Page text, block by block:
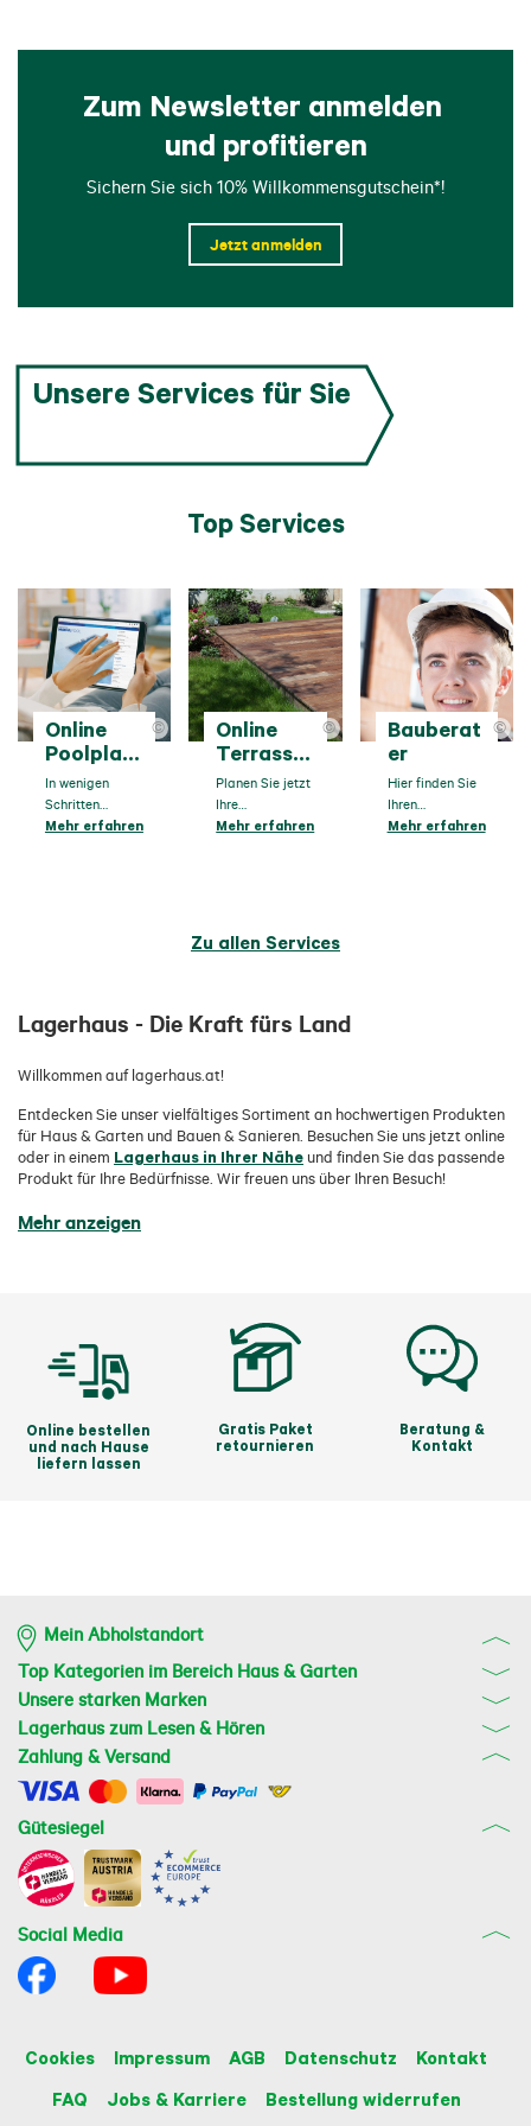
Zum Newsletter anmelden
und profitieren
Sichern Sie sich 10% Willkommensgutschein*!
Jetzt anmelden
Unsere Services für Sie
Top Services
©
Online
Poolplan
er
In wenigen
Schritten
konfigurieren
Mehr erfahren
©
Online
Terrasse
nplaner
Planen Sie jetzt
Ihre
Traumterrasse
Mehr erfahren
©
Bauberat
er
Hier finden Sie
Ihren
Lagerhaus-
Mehr erfahren
Zu allen Services
Lagerhaus - Die Kraft fürs Land
Willkommen auf lagerhaus.at!
Entdecken Sie unser vielfältiges Sortiment an hochwertigen Produkten
für Haus & Garten und Bauen & Sanieren. Besuchen Sie uns jetzt online
oder in einem Lagerhaus in Ihrer Nähe und finden Sie das passende
Produkt für Ihre Bedürfnisse. Wir freuen uns über Ihren Besuch!
Mehr anzeigen
Online bestellen
und nach Hause
liefern lassen
Gratis Paket
retournieren
Beratung &
Kontakt
Mein Abholstandort
Top Kategorien im Bereich Haus & Garten
Unsere starken Marken
Lagerhaus zum Lesen & Hören
Zahlung & Versand
Gütesiegel
Social Media
Cookies Impressum AGB Datenschutz
Kontakt
FAQ
Jobs & Karriere Bestellung widerrufen